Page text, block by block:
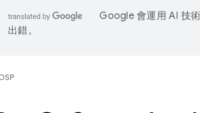
Google 會運用 AI 技
出錯。